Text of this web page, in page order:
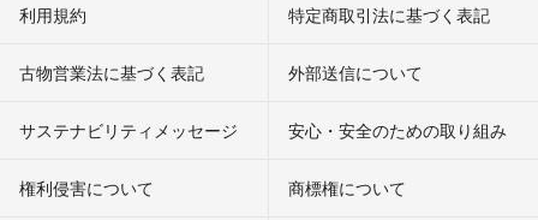
利用規約 特定商取引法に基づく表記
古物営業法に基づく表記 外部送信について
サステナビリティメッセージ 安心・安全のための取り組み
権利侵害について
商標権について